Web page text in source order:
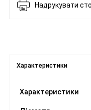
Надрукувати
Характеристики
Характеристики